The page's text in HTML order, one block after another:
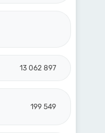
13 062 897
199 549